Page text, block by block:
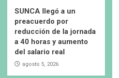
SUNCA llegó a un
preacuerdo por
reducción de la jornada
a 40 horas y aumento
del salario real
agosto 5, 2026